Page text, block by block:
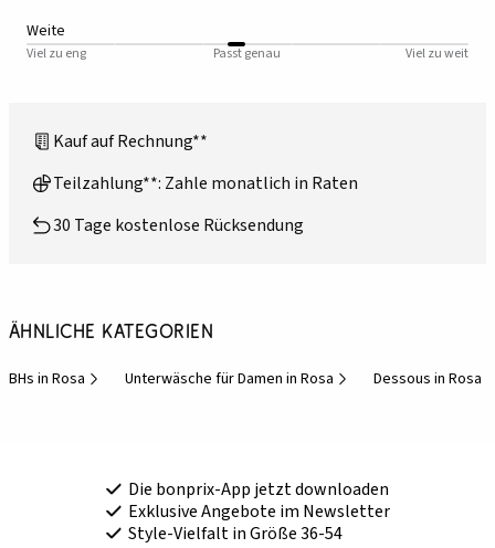
Weite
Viel zu eng Passt genau Viel zu weit
Kauf auf Rechnung**
Teilzahlung**: Zahle monatlich in Raten
30 Tage kostenlose Rücksendung
Ähnliche Kategorien
BHs in Rosa Unterwäsche für Damen in Rosa Dessous in Rosa
Die bonprix-App jetzt downloaden
Exklusive Angebote im Newsletter
Style-Vielfalt in Größe 36-54